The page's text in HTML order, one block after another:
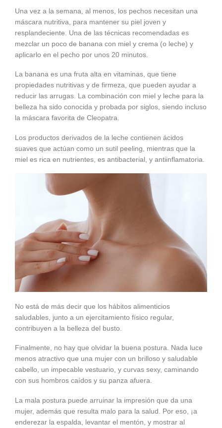
Una vez a la semana, al menos, los pechos necesitan una
máscara nutritiva, para mantener su piel joven y
resplandeciente. Una de las técnicas recomendadas es
mezclar un poco de banana con miel y crema (o leche) y
aplicarlo en el pecho por unos 20 minutos.
La banana es una fruta alta en vitaminas, que tiene
propiedades nutritivas y de firmeza, que pueden ayudar a
reducir las arrugas. La combinación con miel y leche para la
belleza ha sido conocida y probada por siglos, siendo incluso
la máscara favorita de Cleopatra.
Los productos derivados de la leche contienen ácidos
suaves que actúan como un sutil peeling, mientras que la
miel es rica en nutrientes, es antibacterial, y antiinflamatoria.
No está de más decir que los hábitos alimenticios
saludables, junto a un ejercitamiento físico regular,
contribuyen a la belleza del busto.
Finalmente, no hay que olvidar la buena postura. Nada luce
menos atractivo que una mujer con un brilloso y saludable
cabello, un impecable vestuario, y curvas sexy, caminando
con sus hombros caídos y su panza afuera.
La mala postura puede arruinar la impresión que da una
mujer, además que resulta malo para la salud. Por eso, ¡a
enderezar la espalda, levantar el mentón, y mostrar al